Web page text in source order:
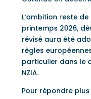
L’ambition reste
printemps 2026,
révisé aura été
règles
particulier dans le
NZIA.
Pour répondre